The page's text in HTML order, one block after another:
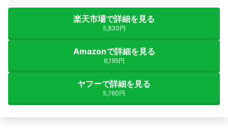
楽天市場で詳細を見る
5,830円
Amazonで詳細を見る
6,195円
ヤフーで詳細を見る
5,760円